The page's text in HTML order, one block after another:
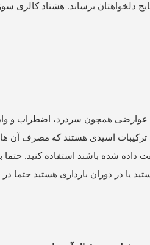
دلخواهتان برساند. هشتاد کالری
همچون سردرد، اضطراب و
ترکیبات اسیدی هستند که مصرف آن
داده شده باشند استفاده کنید. حتما
یا در دوران بارداری هستید حتما